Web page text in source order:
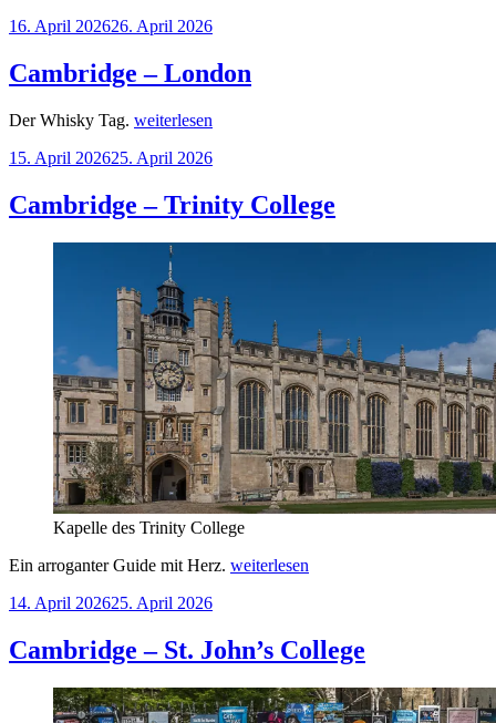
Din
Fung“
Veröffentlicht
16. April 202626. April 2026
Cambridge – London
Der Whisky Tag. „Cambridge
London“
weiterlesen
Veröffentlicht
15. April 202625. April 2026
Cambridge – Trinity College
Kapelle des Trinity College
Ein arroganter Guide mit Herz. „Cambridge
weiterlesen
Veröffentlicht
14. April 202625. April 2026
Cambridge – St. John’s College